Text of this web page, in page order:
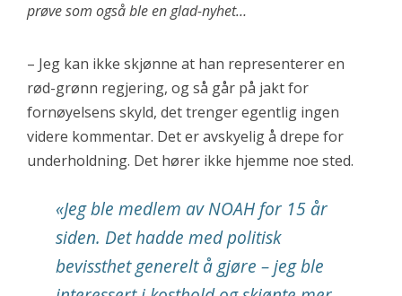
prøve som også ble en glad-nyhet…
– Jeg kan ikke skjønne at han representerer en
rød-grønn regjering, og så går på jakt for
fornøyelsens skyld, det trenger egentlig ingen
videre kommentar. Det er avskyelig å drepe for
underholdning. Det hører ikke hjemme noe sted.
«Jeg ble medlem av NOAH for 15 år
siden. Det hadde med politisk
bevissthet generelt å gjøre – jeg ble